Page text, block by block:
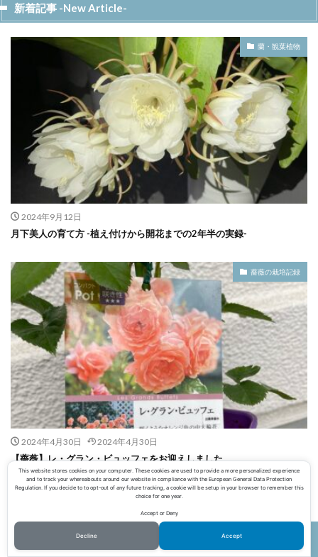
新着記事 -New Article-
蘭・観葉植物
2024年9月12日
月下美人の育て方 -植え付けから開花までの2年半の実録-
薔薇の栽培記録
2024年4月30日 2024年4月30日
【薔薇】レ・グラン・ビュッフェをお迎えしました
メニュー
This website stores cookies on your computer. These cookies are used to provide a more personalized experience
and to track your whereabouts around our website in compliance with the European General Data Protection
Regulation. If you decide to to opt-out of any future tracking, a cookie will be setup in your browser to remember this
choice for one year.
Accept or Deny
Decline Accept